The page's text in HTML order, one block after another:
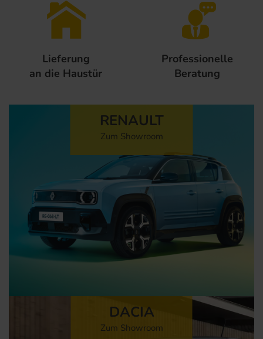
Lieferung
an die Haustür
Professionelle
Beratung
RENAULT
Zum Showroom
DACIA
Zum Showroom